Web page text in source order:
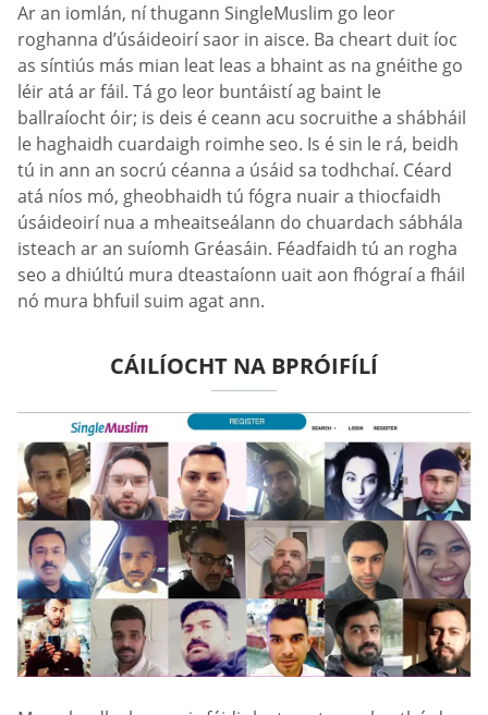
Ar an iomlán, ní thugann SingleMuslim go leor
roghanna d’úsáideoirí saor in aisce. Ba cheart duit íoc
as síntiús más mian leat leas a bhaint as na gnéithe go
léir atá ar fáil. Tá go leor buntáistí ag baint le
ballraíocht óir; is deis é ceann acu socruithe a shábháil
le haghaidh cuardaigh roimhe seo. Is é sin le rá, beidh
tú in ann an socrú céanna a úsáid sa todhchaí. Céard
atá níos mó, gheobhaidh tú fógra nuair a thiocfaidh
úsáideoirí nua a mheaitseálann do chuardach sábhála
isteach ar an suíomh Gréasáin. Féadfaidh tú an rogha
seo a dhiúltú mura dteastaíonn uait aon fhógraí a fháil
nó mura bhfuil suim agat ann.
CÁILÍOCHT NA BPRÓIFÍLÍ